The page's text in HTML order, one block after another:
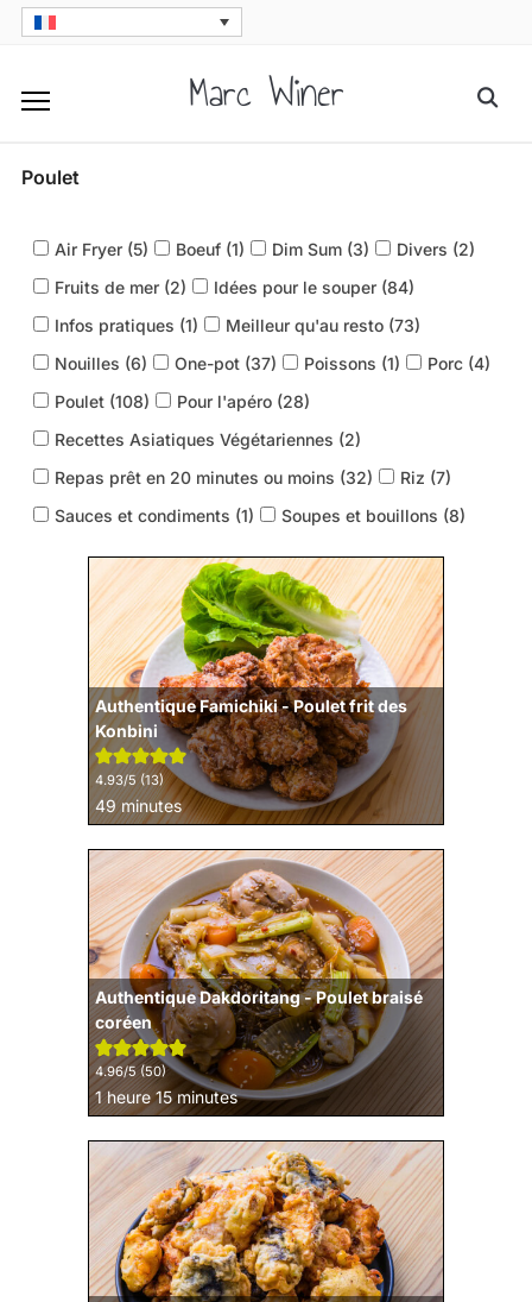
Skip
content
Marc Winer
Poulet
Air Fryer (5) Boeuf (1) Dim Sum (3) Divers (2)
Fruits de mer (2) Idées pour le souper (84)
Infos pratiques (1) Meilleur qu'au resto (73)
Nouilles (6) One-pot (37) Poissons (1) Porc (4)
Poulet (108) Pour l'apéro (28)
Recettes Asiatiques Végétariennes (2)
Repas prêt en 20 minutes ou moins (32) Riz (7)
Sauces et condiments (1) Soupes et bouillons (8)
Authentique Famichiki - Poulet frit des
Konbini
4.93/5 (13)
49minutes
minutes
Authentique Dakdoritang - Poulet braisé
coréen
4.96/5 (50)
1heure
heure 15minutes
minutes